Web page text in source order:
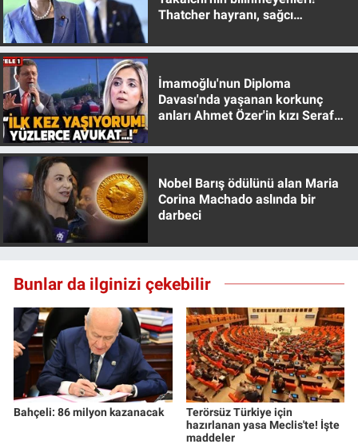
Thatcher hayranı, sağcı
İmamoğlu'nun Diploma
Davası'nda yaşanan korkunç
anları Ahmet Özer'in kızı Seraf
Nobel Barış ödülünü alan Maria
Corina Machado aslında bir
darbeci
Bunlar da ilginizi çekebilir
Bahçeli: 86 milyon kazanacak
Terörsüz Türkiye için
hazırlanan yasa Meclis'te! İşte
maddeler